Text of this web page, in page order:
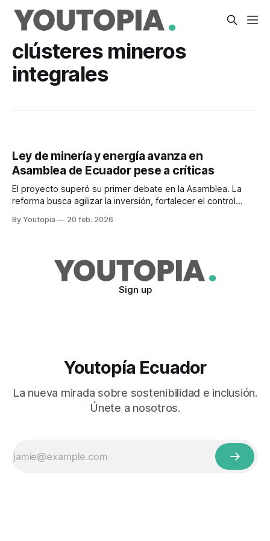
clústeres mineros
integrales
Ley de minería y energía avanza en
Asamblea de Ecuador pese a críticas
El proyecto superó su primer debate en la Asamblea. La
reforma busca agilizar la inversión, fortalecer el control
By Youtopia 20 feb. 2026
Sign up
Youtopía Ecuador
La nueva mirada sobre sostenibilidad e inclusión.
Únete a nosotros.